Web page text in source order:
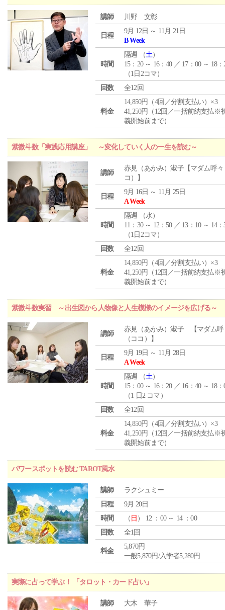
講師 川野 文彰
日程
9月 12日 ～ 11月 21日
B Week
時間
隔週 （土）
15：20 ～ 16：40 ／ 17：00 ～ 18：
（1日2コマ）
回数
全12回
料金
14,850円（4回／分割支払い）×3
41,250円（12回／一括前納支払※
義開始前まで）
紫微斗数「実践応用講座」 ～変化していく人の一生を読む～
講師
赤見（あかみ）淑子【マダム呼々
コ）】
日程
9月 16日 ～ 11月 25日
A Week
時間
隔週 （水）
11：30 ～ 12：50 ／ 13：10 ～ 14：
（1日2コマ）
回数
全12回
料金
14,850円（4回／分割支払い）×3
41,250円（12回／一括前納支払※
義開始前まで）
紫微斗数実習 ～出生図から人物像と人生模様のイメージを広げる～
講師
赤見（あかみ）淑子 【マダム呼
（ココ）】
日程
9月 19日 ～ 11月 28日
A Week
時間
隔週 （土）
15：00 ～ 16：20 ／ 16：40 ～ 18：
（1 日2 コマ）
回数
全12回
料金
14,850円（4回／分割支払い）×3
41,250円（12回／一括前納支払※
義開始前まで）
パワースポットを読む TAROT風水
講師
ラクシュミー
日程
9月 20日
時間
（ 日 ） 12 ：00 ～ 14 ：00
回数
全1回
料金
5,870円
一般5,870円/入学者5,280円
実際に占って学ぶ！ 「タロット・カード占い」
講師
大木 華子